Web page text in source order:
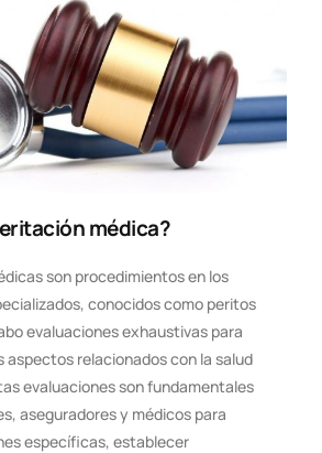
médica?
son procedimientos en los
conocidos como peritos
evaluaciones exhaustivas para
aspectos relacionados con la salud
evaluaciones son fundamentales
aseguradores y médicos para
específicas, establecer